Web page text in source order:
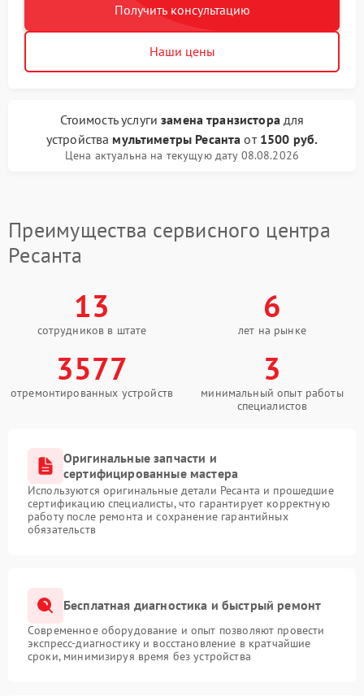
Получить консультацию
Наши цены
Стоимость услугизамена транзистора для
устройства мультиметры Ресанта от 1500 руб.
Цена актуальна на текущую дату 08.08.2026
Преимущества сервисного центра
Ресанта
13
сотрудников в штате
6
лет на рынке
3577
отремонтированных устройств
3
минимальный опыт работы
специалистов
Оригинальные запчасти и
сертифицированные мастера
Используются оригинальные детали Ресанта и прошедшие
сертификацию специалисты, что гарантирует корректную
работу после ремонта и сохранение гарантийных
обязательств
Бесплатная диагностика и быстрый ремонт
Современное оборудование и опыт позволяют провести
экспресс-диагностику и восстановление в кратчайшие
сроки, минимизируя время без устройства